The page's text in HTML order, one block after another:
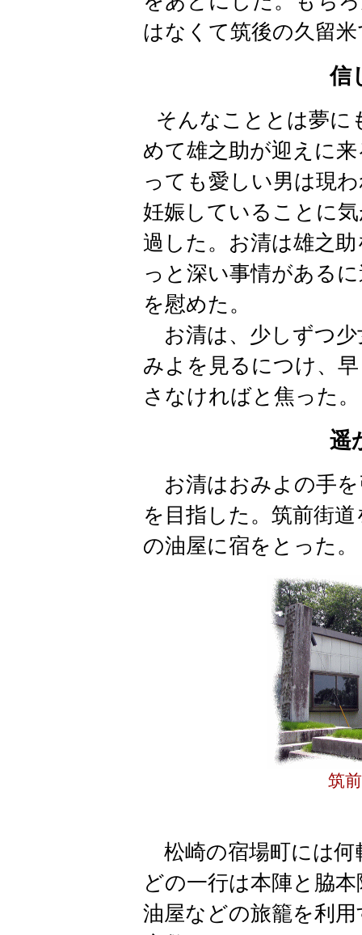
はなくて筑後の久留
信
そんなこととは夢に
めて雄之助が迎えに
っても愛しい男は現
妊娠していることに
過した。 お清は雄之
っと深い事情がある
を慰めた。
お清は、少しずつ
みよを見るにつけ、
さなければと焦った。
遥
お清はおみよの手を
を目指した。筑前街
の油屋に宿をとった。
筑
松崎の宿場町には何
どの一行は本陣と脇
油屋などの旅籠を利